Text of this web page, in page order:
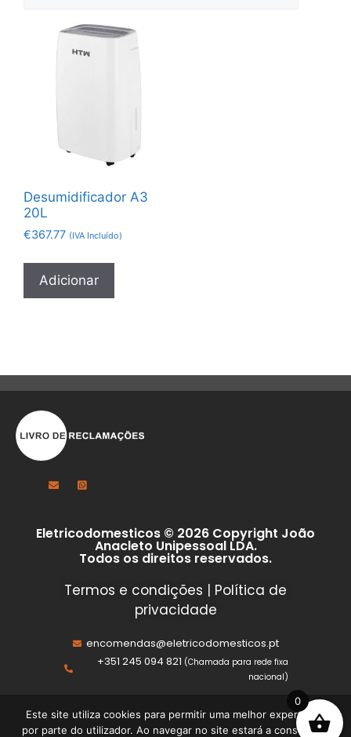
Desumidificador A3
20L
€367.77 (IVA Incluído)
Adicionar
Eletricodomesticos © 2026 Copyright João
Anacleto Unipessoal LDA.
Todos os direitos reservados.
Termos e condições
Política de
privacidade
encomendas@eletricodomesticos.pt
+351 245 094 821 (Chamada para rede fixa
nacional)
0
Este site utiliza cookies para permitir uma melhor experiência
por parte do utilizador. Ao navegar no site estará a consentir a